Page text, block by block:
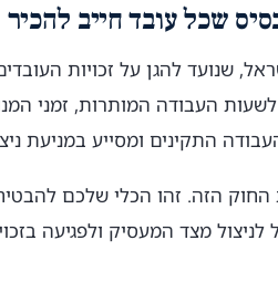
שכל עובד חייב להכיר
שנועד להגן על זכויות
העבודה המותרות, זמני
התקינים ומסייע במניעת
הזה. זהו הכלי שלכם
מצד המעסיק ולפגיעה